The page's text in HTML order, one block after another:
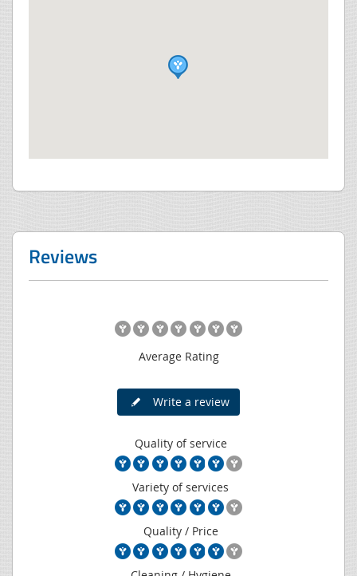
Reviews
Average Rating
Write a review
Quality of service
Variety of services
Quality / Price